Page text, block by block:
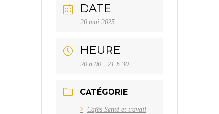
DATE
20 mai 2025
HEURE
20 h 00 - 21 h 30
CATÉGORIE
Cafés Santé et travail